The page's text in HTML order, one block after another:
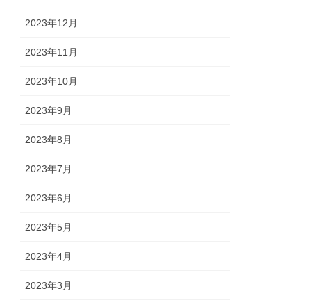
2023年12月
2023年11月
2023年10月
2023年9月
2023年8月
2023年7月
2023年6月
2023年5月
2023年4月
2023年3月